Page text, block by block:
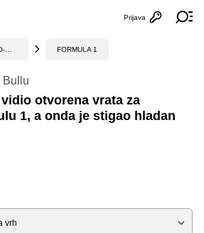
Otvori
Prijava
FORMULA 1
Bullu
otvorena vrata za
1, a onda je stigao hladan